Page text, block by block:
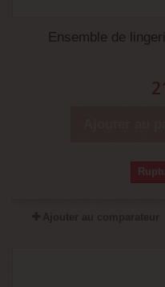
Ensemble de